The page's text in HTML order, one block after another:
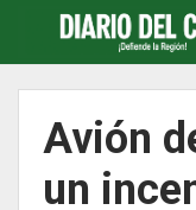
Avión
un